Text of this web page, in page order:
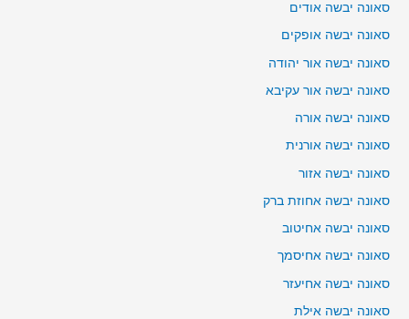
סאונה יבשה אודים
סאונה יבשה אופקים
סאונה יבשה אור יהודה
סאונה יבשה אור עקיבא
סאונה יבשה אורה
סאונה יבשה אורנית
סאונה יבשה אזור
סאונה יבשה אחוזת ברק
סאונה יבשה אחיטוב
סאונה יבשה אחיסמך
סאונה יבשה אחיעזר
סאונה יבשה אילת